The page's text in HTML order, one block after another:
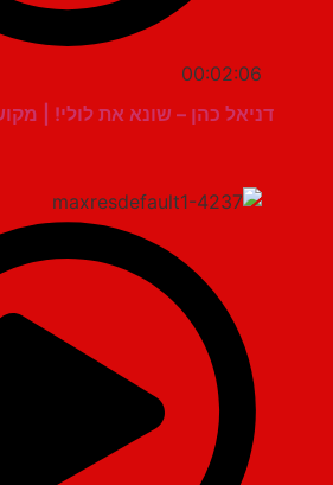
00:02:06
דניאל כהן – שונא את לולי! | מקושקשים